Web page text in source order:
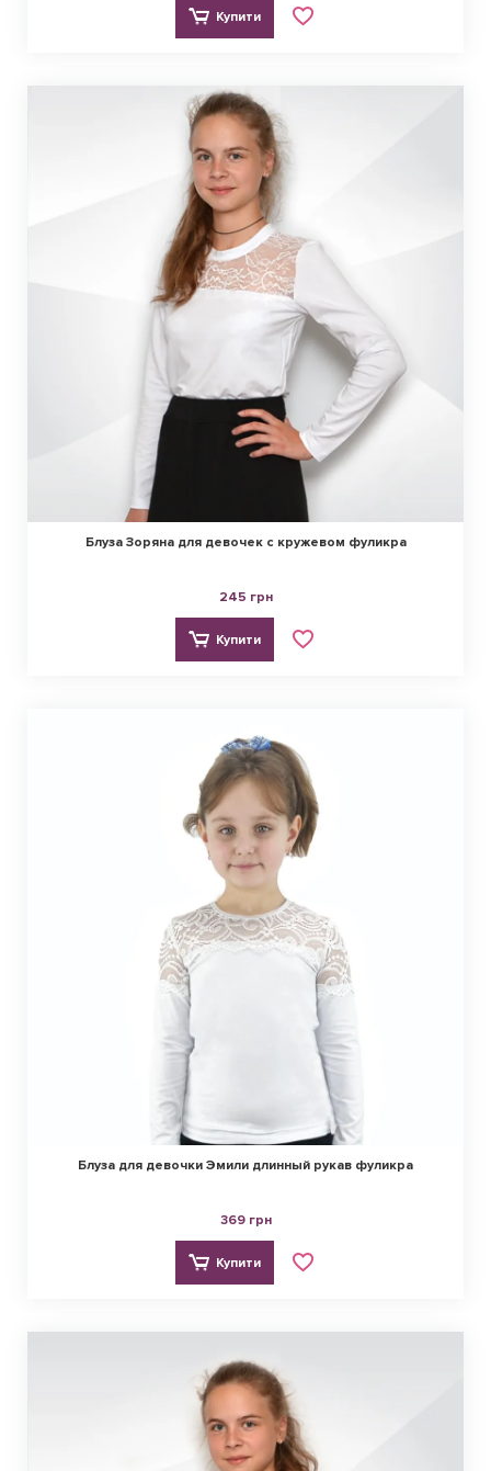
Купити
Блуза Зоряна для девочек с кружевом фуликра
245 грн
Купити
Блуза для девочки Эмили длинный рукав фуликра
369 грн
Купити